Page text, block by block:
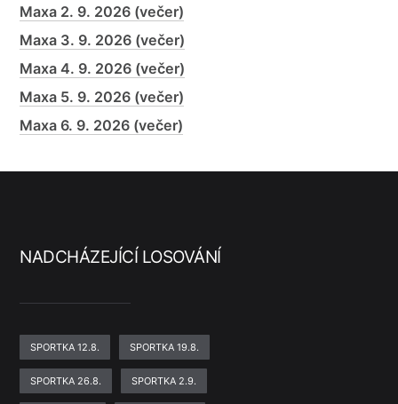
Maxa 2. 9. 2026 (večer)
Maxa 3. 9. 2026 (večer)
Maxa 4. 9. 2026 (večer)
Maxa 5. 9. 2026 (večer)
Maxa 6. 9. 2026 (večer)
NADCHÁZEJÍCÍ LOSOVÁNÍ
SPORTKA 12.8. SPORTKA 19.8.
SPORTKA 26.8. SPORTKA 2.9.